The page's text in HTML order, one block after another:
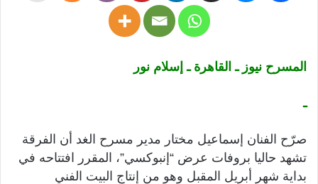
المسرح نيوز ـ القاهرة ـ إسلام نور
ـ
صرّح الفنان إسماعيل مختار مدير مسرح الغد أن الفرقة
تشهد حاليا بروفات عرض “إنبوكسي”، المقرر افتتاحه في
بداية شهر أبريل المقبل وهو من إنتاج البيت الفني